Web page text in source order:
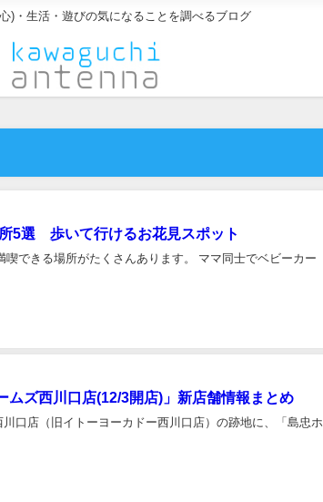
)・生活・遊びの気になることを調べるブログ
5選 歩いて行けるお花見スポット
できる場所がたくさんあります。 ママ同士でベビーカー
ムズ西川口店(12/3開店)」新店舗情報まとめ
口店（旧イトーヨーカドー西川口店）の跡地に、「島忠ホ